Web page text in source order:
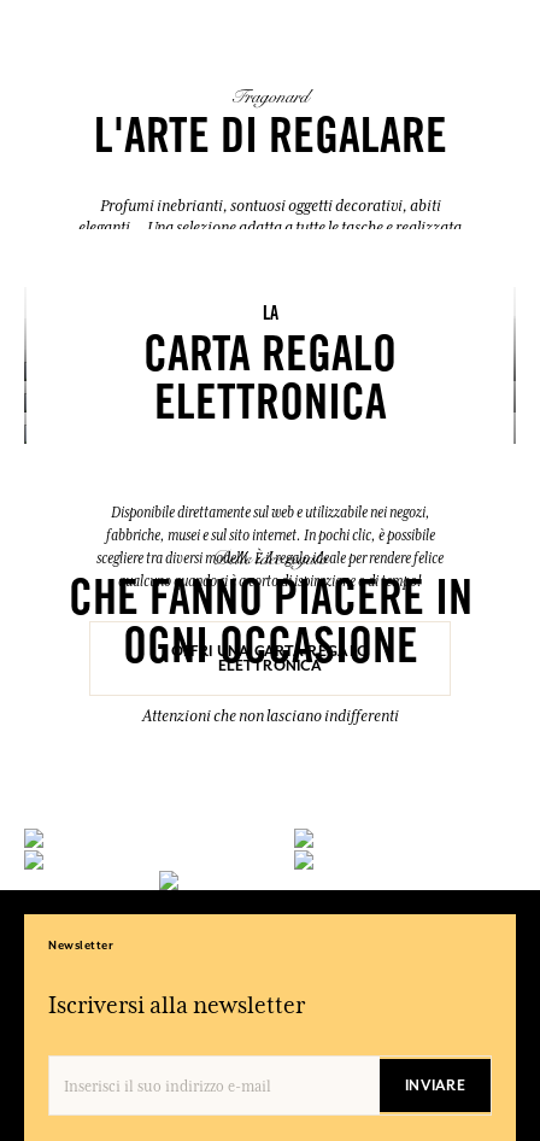
Fragonard
L'ARTE DI REGALARE
Profumi inebrianti, sontuosi oggetti decorativi, abiti
eleganti... Una selezione adatta a tutte le tasche e realizzata
PER LEI
PER LUI
PER LA CASA
I COFANETTI
LA MODA
LE EDIZIONI
LIMITATE
LA
CARTA REGALO
ELETTRONICA
Disponibile direttamente sul web e utilizzabile nei negozi,
fabbriche, musei e sul sito internet. In pochi clic, è possibile
scegliere tra diversi modelli. È il regalo ideale per rendere felice
qualcuno quando si è a corto di ispirazione o di tempo!
OFFRI UNA CARTA REGALO
ELETTRONICA
Delle idee regalo
CHE FANNO PIACERE IN
OGNI OCCASIONE
Attenzioni che non lasciano indifferenti
Newsletter
Iscriversi alla newsletter
INVIARE